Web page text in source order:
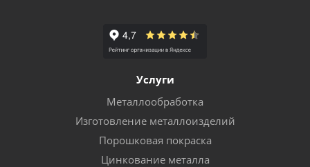
Услуги
Металлообработка
Изготовление металлоизделий
Порошковая покраска
Цинкование металла